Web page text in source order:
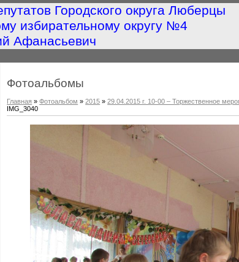
Городского округа Люберцы
избирательному округу №4
Афанасьевич
Фотоальбомы
Главная »Фотоальбом »2015 »29.04.2015 г. 10-00 – Торжественное
IMG_3040